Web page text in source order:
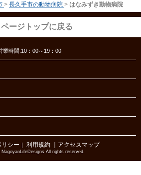
> 長久手市の動物病院 > はなみずき動物病院
ページトップに戻る
業時間:10：00～19：00
シー ｜ 利用規約 ｜アクセスマップ
All rights reserved.